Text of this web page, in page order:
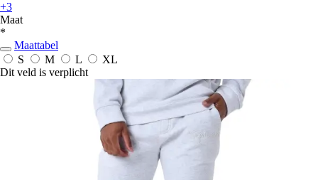
+3
Maat
*
Maattabel
S
M L
XL
Dit veld is verplicht